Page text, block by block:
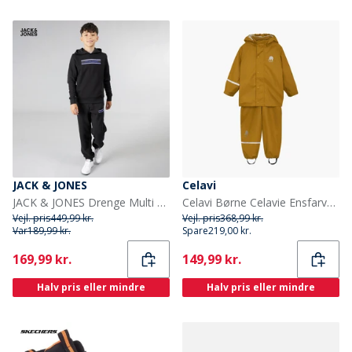
JACK & JONES
JACK & JONES Drenge Multi Træningstøj Sort
Vejl. pris449,99 kr.
Var189,99 kr.
Current
169,99 kr.
Halv pris eller mindre
Celavi
Celavi Børne Celavie Ensfarvet PU Basis Regntøjs Sæt Buckthorn Brown
Vejl. pris368,99 kr.
Spare219,00 kr.
Current
149,99 kr.
Halv pris eller mindre